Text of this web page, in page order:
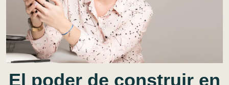
El poder de construir en